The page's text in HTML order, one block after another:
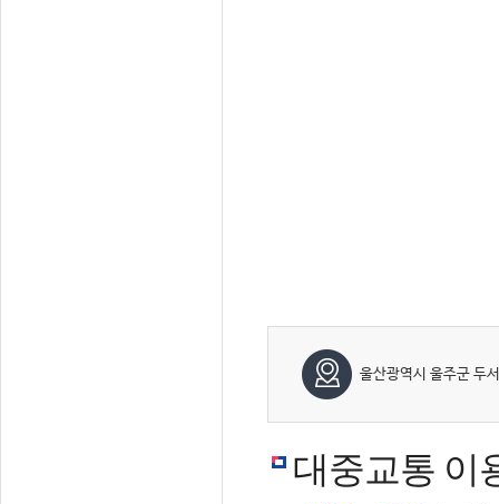
울산광역시 울주군 두
대중교통 이